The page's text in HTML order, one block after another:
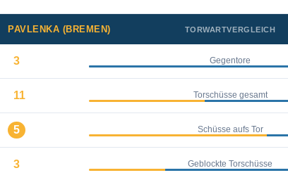
PAVLENKA (BREMEN) TORWARTVERGLEICH
3 Gegentore
11 Torschüsse gesamt
5 Schüsse aufs Tor
3 Geblockte Torschüsse